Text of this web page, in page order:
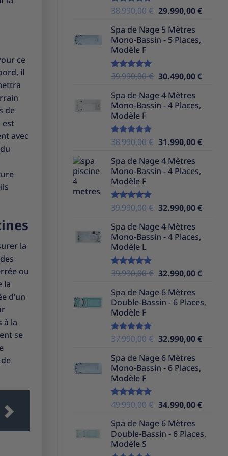
ce
il
de
est
avec
la
ou
la
d’un
à la
se
Note5.00
38.990,00€ Le
initial
était :
29.990,00€Le
Spa de Nage 5 Mètres
Mono-Bassin - 5 Places,
Modèle F
Note5.00
39.990,00€ Le
initial
était :
30.490,00€Le
Spa de Nage 4 Mètres
Mono-Bassin - 4 Places,
Modèle F
Note5.00
38.990,00€ Le
initial
était :
31.990,00€Le
Spa de Nage 4 Mètres
Mono-Bassin - 4 Places,
Modèle F
Note5.00
39.990,00€ Le
initial
était :
32.990,00€Le
Spa de Nage 4 Mètres
Mono-Bassin - 4 Places,
Modèle L
Note5.00
39.990,00€ Le
initial
était :
32.990,00€Le
est :
Spa de Nage 6 Mètres
Double-Bassin - 6 Places,
Modèle F
Note5.00
37.990,00€ Le
initial
était :
32.990,00€Le
Spa de Nage 6 Mètres
Mono-Bassin - 6 Places,
Modèle F
Note5.00
49.990,00€ Le
initial
était :
34.990,00€Le
est :
Spa de Nage 6 Mètres
Double-Bassin - 6 Places,
Modèle S